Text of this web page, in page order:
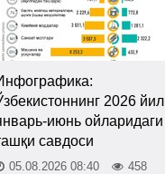
2026 йил
июнь ойларидаги
савдоси
05.08.2026 08:40 458